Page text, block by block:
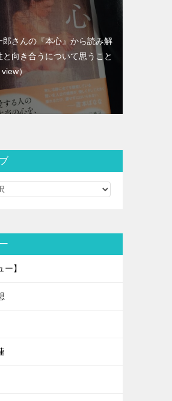
郎さんの『本心』から読み解
と向き合うについて思うこと
）
ー】